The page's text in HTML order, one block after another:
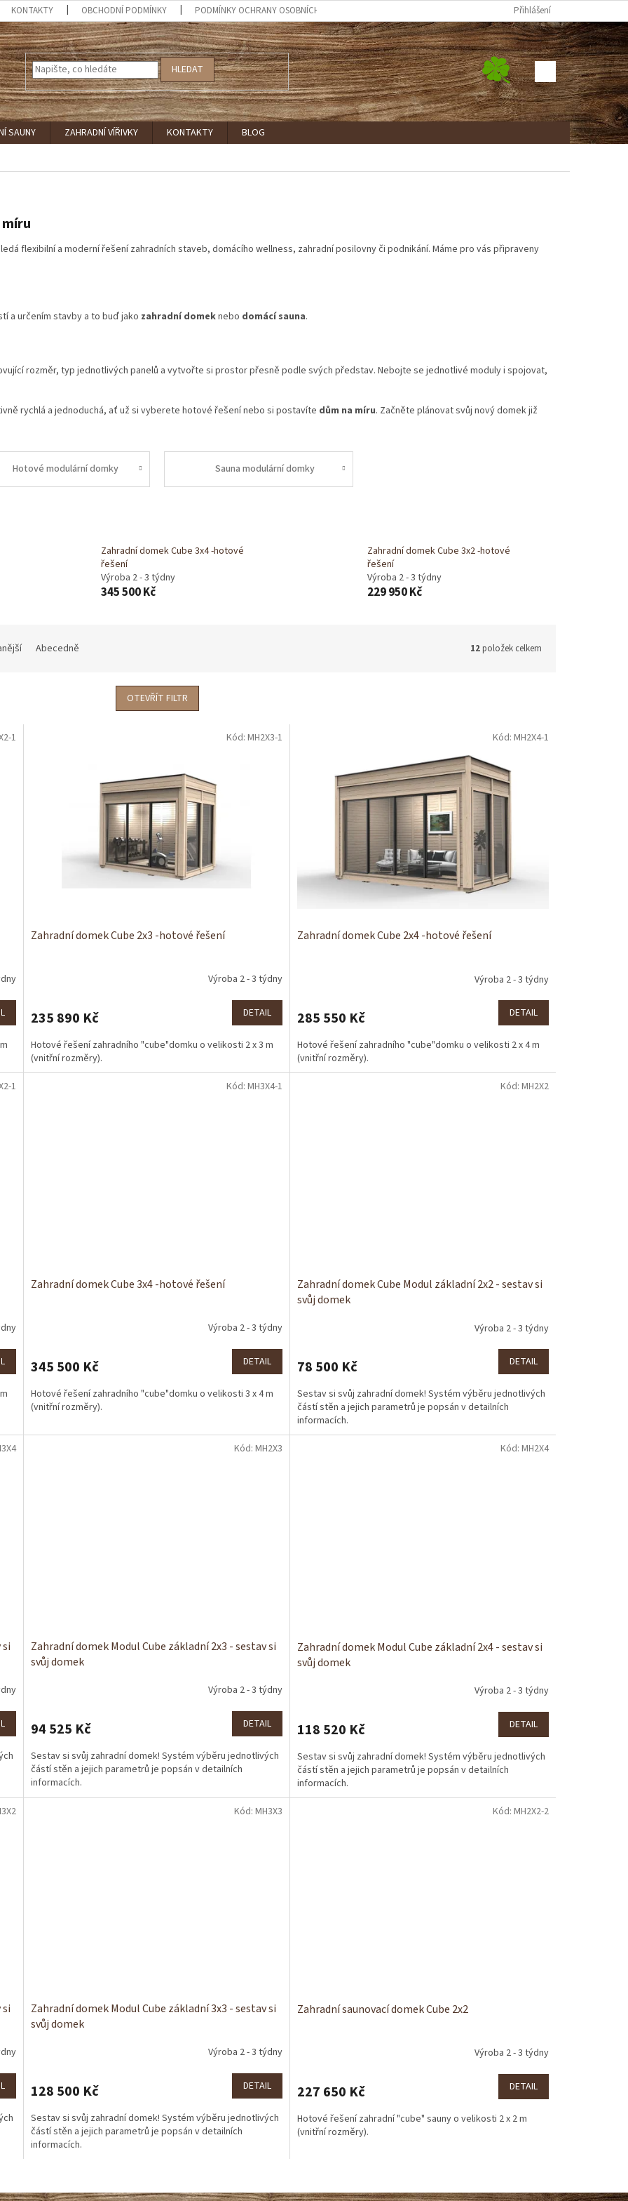
KONTAKTY OBCHODNÍ PODMÍNKY PODMÍNKY OCHRANY OSOBNÍCH ÚDAJŮ FORMULÁŘ ODSTOUPENÍ OD SMLOUVYPřihlášení
HLEDAT
NÁKUPNÍ
KOŠÍK
SAUNY ZAHRADNÍ VÍŘIVKY KONTAKTY
BLOG
flexibilní a moderní řešení zahradních staveb, domácího wellness, zahradní posilovny či podnikání. Máme pro vás připraveny
a určením stavby a to buď jako zahradní domeknebo domácí sauna.
rozměr, typ jednotlivých panelů a vytvořte si prostor přesně podle svých představ. Nebojte se jednotlivé moduly i spojovat,
rychlá a jednoduchá, ať už si vyberete hotové řešení nebo si postavíte dům na míru. Začněte plánovat svůj nový domek již
Hotové modulární domky Sauna modulární domky
Zahradní domek Cube 3x4 -hotové
řešení
Výroba 2 - 3 týdny
345 500 Kč
Zahradní domek Cube 3x2 -hotové
řešení
Výroba 2 - 3 týdny
229 950 Kč
Abecedně 12položek celkem
OTEVŘÍT FILTR
1
Zahradní domek Cube 2x3 -hotové řešení
Výroba 2 - 3 týdny
235 890 Kč DETAIL
Hotové řešení zahradního "cube"domku o velikosti 2 x 3 m
(vnitřní rozměry).
Kód: MH2X3-1
Zahradní domek Cube 2x4 -hotové řešení
Výroba 2 - 3 týdny
285 550 Kč DETAIL
Hotové řešení zahradního "cube"domku o velikosti 2 x 4 m
(vnitřní rozměry).
Kód: MH2X4-1
1
Zahradní domek Cube 3x4 -hotové řešení
Výroba 2 - 3 týdny
345 500 Kč DETAIL
Hotové řešení zahradního "cube"domku o velikosti 3 x 4 m
(vnitřní rozměry).
Kód: MH3X4-1
Zahradní domek Cube Modul základní 2x2 - sestav si
svůj domek
Výroba 2 - 3 týdny
78 500 Kč DETAIL
Sestav si svůj zahradní domek! Systém výběru jednotlivých
částí stěn a jejich parametrů je popsán v detailních
informacích.
Kód: MH2X2
Zahradní domek Modul Cube základní 2x3 - sestav si
svůj domek
Výroba 2 - 3 týdny
94 525 Kč DETAIL
Sestav si svůj zahradní domek! Systém výběru jednotlivých
částí stěn a jejich parametrů je popsán v detailních
informacích.
Kód: MH2X3
Zahradní domek Modul Cube základní 2x4 - sestav si
svůj domek
Výroba 2 - 3 týdny
118 520 Kč DETAIL
Sestav si svůj zahradní domek! Systém výběru jednotlivých
částí stěn a jejich parametrů je popsán v detailních
informacích.
Kód: MH2X4
Zahradní domek Modul Cube základní 3x3 - sestav si
svůj domek
Výroba 2 - 3 týdny
128 500 Kč DETAIL
Sestav si svůj zahradní domek! Systém výběru jednotlivých
částí stěn a jejich parametrů je popsán v detailních
informacích.
Kód: MH3X3
Zahradní saunovací domek Cube 2x2
Výroba 2 - 3 týdny
227 650 Kč DETAIL
Hotové řešení zahradní "cube" sauny o velikosti 2 x 2 m
(vnitřní rozměry).
Kód: MH2X2-2
v